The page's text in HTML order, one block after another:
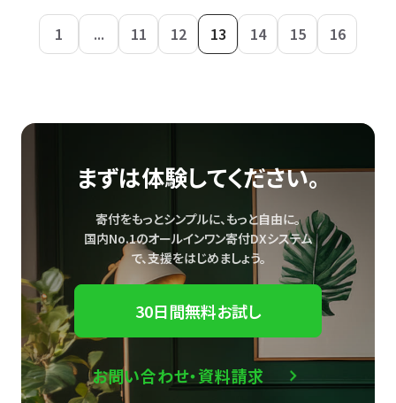
1 ... 11 12 13 14 15 16
まずは体験してください。
寄付をもっとシンプルに、もっと自由に。
国内No.1のオールインワン寄付DXシステム
で、支援をはじめましょう。
30日間無料お試し
お問い合わせ・資料請求